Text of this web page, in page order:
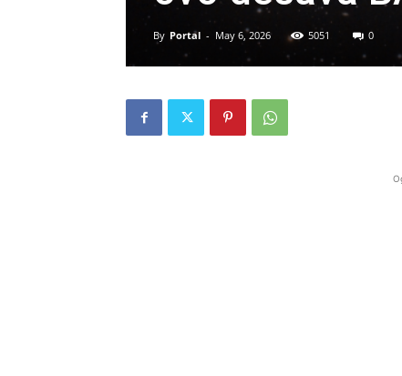
By Portal - May 6, 2026 5051 0